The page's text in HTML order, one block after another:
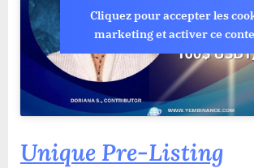
Cliquez pour accepter les
marketing et activer ce
Unique Pre-Listing